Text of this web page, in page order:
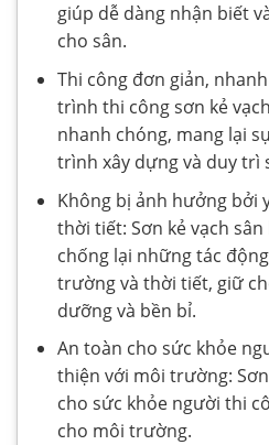
giúp dễ dàng nhận biết
cho sân.
Thi công đơn giản,
trình thi công sơn kẻ
nhanh chóng, mang lại
trình xây dựng và duy trì
Không bị ảnh hưởng bởi
thời tiết: Sơn kẻ vạch
chống lại những tác
trường và thời tiết, giữ
dưỡng và bền bỉ.
An toàn cho sức khỏe
thiện với môi trường:
cho sức khỏe người thi
cho môi trường.